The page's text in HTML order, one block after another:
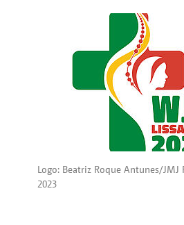
Logo: Beatriz Roque Antunes/
2023